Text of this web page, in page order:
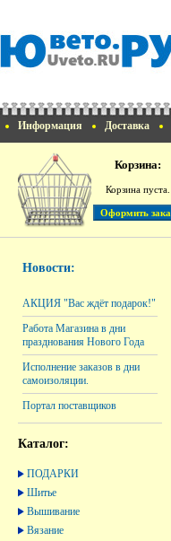
Информация Доставка
Корзина:
Корзина пуста.
Новости:
АКЦИЯ "Вас ждёт подарок!"
Работа Магазина в дни
празднования Нового Года
Исполнение заказов в дни
самоизоляции.
Портал поставщиков
Каталог:
ПОДАРКИ
Шитье
Вышивание
Вязание